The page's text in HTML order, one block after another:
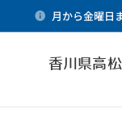
月から金曜日
香川県高